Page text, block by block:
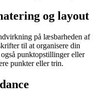
og layout
på læsbarheden af
til at organisere din
punktopstillinger eller
punkter eller trin.